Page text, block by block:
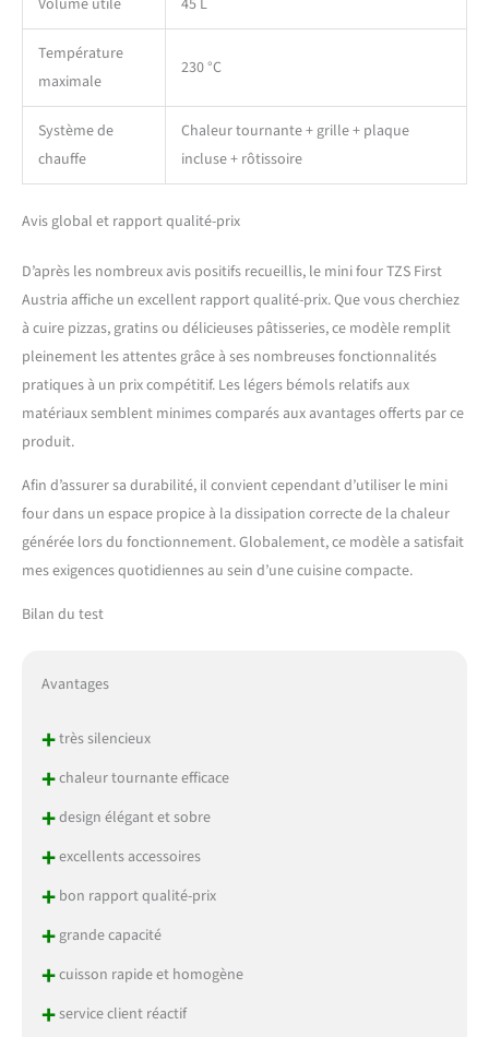
Volume utile 45 L
Température
maximale
230 °C
Système de
chauffe
Chaleur tournante + grille + plaque
incluse + rôtissoire
Avis global et rapport qualité-prix
D’après les nombreux avis positifs recueillis, le mini four TZS First
Austria affiche un excellent rapport qualité-prix. Que vous cherchiez
à cuire pizzas, gratins ou délicieuses pâtisseries, ce modèle remplit
pleinement les attentes grâce à ses nombreuses fonctionnalités
pratiques à un prix compétitif. Les légers bémols relatifs aux
matériaux semblent minimes comparés aux avantages offerts par ce
produit.
Afin d’assurer sa durabilité, il convient cependant d’utiliser le mini
four dans un espace propice à la dissipation correcte de la chaleur
générée lors du fonctionnement. Globalement, ce modèle a satisfait
mes exigences quotidiennes au sein d’une cuisine compacte.
Bilan du test
Avantages
+très silencieux
+chaleur tournante efficace
+design élégant et sobre
+excellents accessoires
+bon rapport qualité-prix
+grande capacité
+cuisson rapide et homogène
+service client réactif